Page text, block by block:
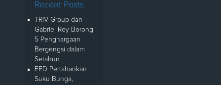
Recent Posts
TRIV Group dan
Gabriel Rey Borong
5 Penghargaan
Bergengsi dalam
Setahun
FED Pertahankan
Suku Bunga,